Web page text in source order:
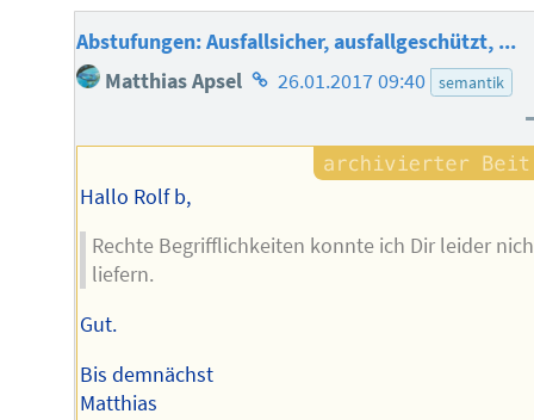
Abstufungen: Ausfallsicher, ausfallgeschützt, ...
Matthias Apsel Homepage
Autors
26.01.2017 09:40 semantik
Hallo Rolf b,
Rechte Begrifflichkeiten konnte ich Dir leider
liefern.
Gut.
Bis demnächst
Matthias